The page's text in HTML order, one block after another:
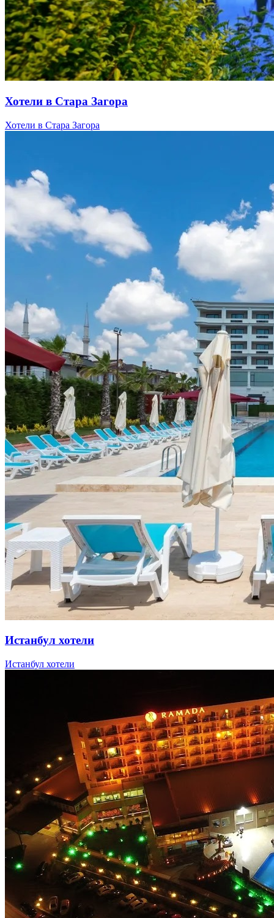
Хотели в Стара Загора
Хотели в Стара Загора
Истанбул хотели
Истанбул хотели